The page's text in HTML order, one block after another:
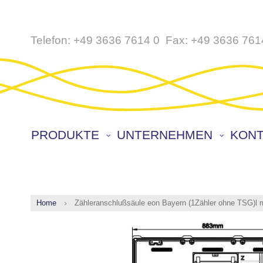
Direkt
Inhalt
Telefon: +49 3636 7614 0 Fax: +49 3636
PRODUKTE UNTERNEHMEN
Home Zähleranschlußsäule eon Bayern (1Zähler ohne TSG)l